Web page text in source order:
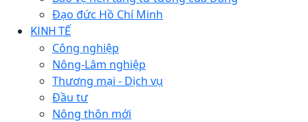
Đạo đức Hồ Chí Minh
KINH TẾ
Công nghiệp
Nông-Lâm nghiệp
Thương mại - Dịch vụ
Đầu tư
Nông thôn mới